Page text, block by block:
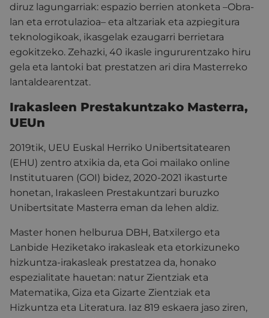
diruz lagungarriak: espazio berrien atonketa –Obra-
lan eta errotulazioa– eta altzariak eta azpiegitura
teknologikoak, ikasgelak ezaugarri berrietara
egokitzeko. Zehazki, 40 ikasle ingururentzako hiru
gela eta lantoki bat prestatzen ari dira Masterreko
lantaldearentzat.
Irakasleen Prestakuntzako Masterra,
UEUn
2019tik, UEU Euskal Herriko Unibertsitatearen
(EHU) zentro atxikia da, eta Goi mailako online
Institutuaren (GOI) bidez, 2020-2021 ikasturte
honetan, Irakasleen Prestakuntzari buruzko
Unibertsitate Masterra eman da lehen aldiz.
Master honen helburua DBH, Batxilergo eta
Lanbide Heziketako irakasleak eta etorkizuneko
hizkuntza-irakasleak prestatzea da, honako
espezialitate hauetan: natur Zientziak eta
Matematika, Giza eta Gizarte Zientziak eta
Hizkuntza eta Literatura. Iaz 819 eskaera jaso ziren,